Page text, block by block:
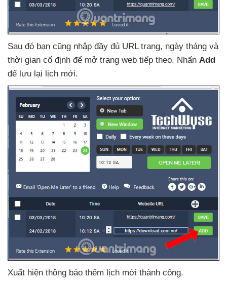
Sau đó bạn cũng nhập đầy đủ URL trang, ngày tháng và
thời gian cố định để mở trang web tiếp theo. Nhấn Add
để lưu lại lịch mới.
Xuất hiện thông báo thêm lịch mới thành công.